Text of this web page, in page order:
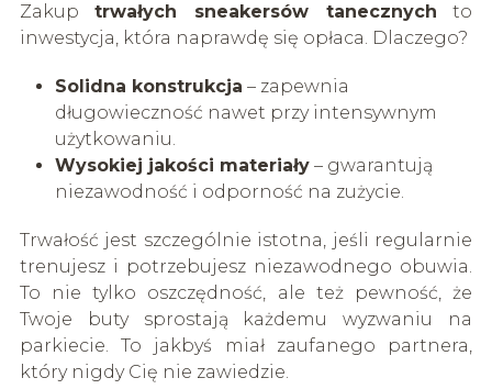
Zakuptrwałych sneakersów tanecznych to
inwestycja, która naprawdę się opłaca. Dlaczego?
Solidna konstrukcja – zapewnia
długowieczność nawet przy intensywnym
użytkowaniu.
Wysokiej jakości materiały– gwarantują
niezawodność i odporność na zużycie.
Trwałość jest szczególnie istotna, jeśli regularnie
trenujesz i potrzebujesz niezawodnego obuwia.
To nie tylko oszczędność, ale też pewność, że
Twoje buty sprostają każdemu wyzwaniu na
parkiecie. To jakbyś miał zaufanego partnera,
który nigdy Cię nie zawiedzie.